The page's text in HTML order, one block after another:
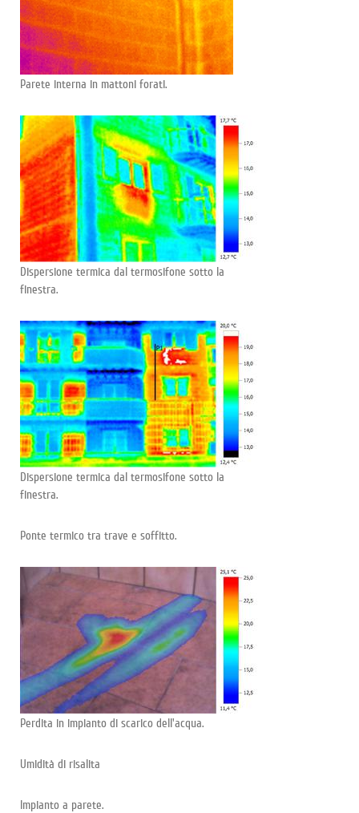
Parete interna in mattoni forati.
Dispersione termica dal termosifone sotto la
finestra.
Dispersione termica dal termosifone sotto la
finestra.
Ponte termico tra trave e soffitto.
Perdita in impianto di scarico dell'acqua.
Umidità di risalita
Impianto a parete.